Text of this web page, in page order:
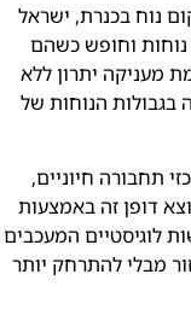
נוח בכנרת, ישראל
וחופש כשהם
מעניקה יתרון ללא
הנוחות של
תחבורה חיוניים,
דופן זה באמצעות
לוגיסטיים המעכבים
מבלי להתרחק יותר